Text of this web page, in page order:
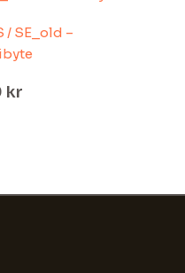
/ SE_old –
kr